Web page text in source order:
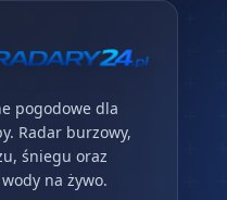
pogodowe dla
Radar burzowy,
śniegu oraz
na żywo.